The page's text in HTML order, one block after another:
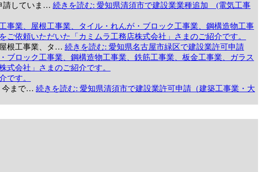
請していま… 続きを読む: 愛知県清須市で建設業業種追加 (電気工事
業、屋根工事業、タイル・れんが・ブロック工事業、鋼構造物工事
依頼いただいた「カミムラ工務店株式会社」さまのご紹介です。
根工事業、タ… 続きを読む: 愛知県名古屋市緑区で建設業許可申請
ブロック工事業、鋼構造物工事業、鉄筋工事業、板金工事業、ガラス
会社」さまのご紹介です。
です。
今まで… 続きを読む: 愛知県清須市で建設業許可申請（建築工事業・大